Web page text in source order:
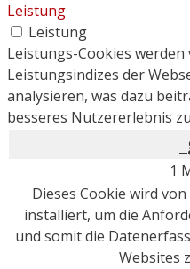
Leistung
Leistung
Leistungs-Cookies
Leistungsindizes der
analysieren, was dazu
besseres Nutzererlebnis
1
Dieses Cookie wird
installiert, um die
und somit die
Websites